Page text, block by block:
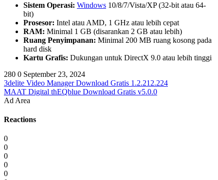
Sistem Operasi: Windows 10/8/7/Vista/XP (32-bit atau 64-
bit)
Prosesor: Intel atau AMD, 1 GHz atau lebih cepat
RAM: Minimal 1 GB (disarankan 2 GB atau lebih)
Ruang Penyimpanan: Minimal 200 MB ruang kosong pada
hard disk
Kartu Grafis: Dukungan untuk DirectX 9.0 atau lebih tinggi
280 0 September 23, 2024
3delite Video Manager Download Gratis 1.2.212.224
MAAT Digital thEQblue Download Gratis v5.0.0
Ad Area
Reactions
0
0
0
0
0